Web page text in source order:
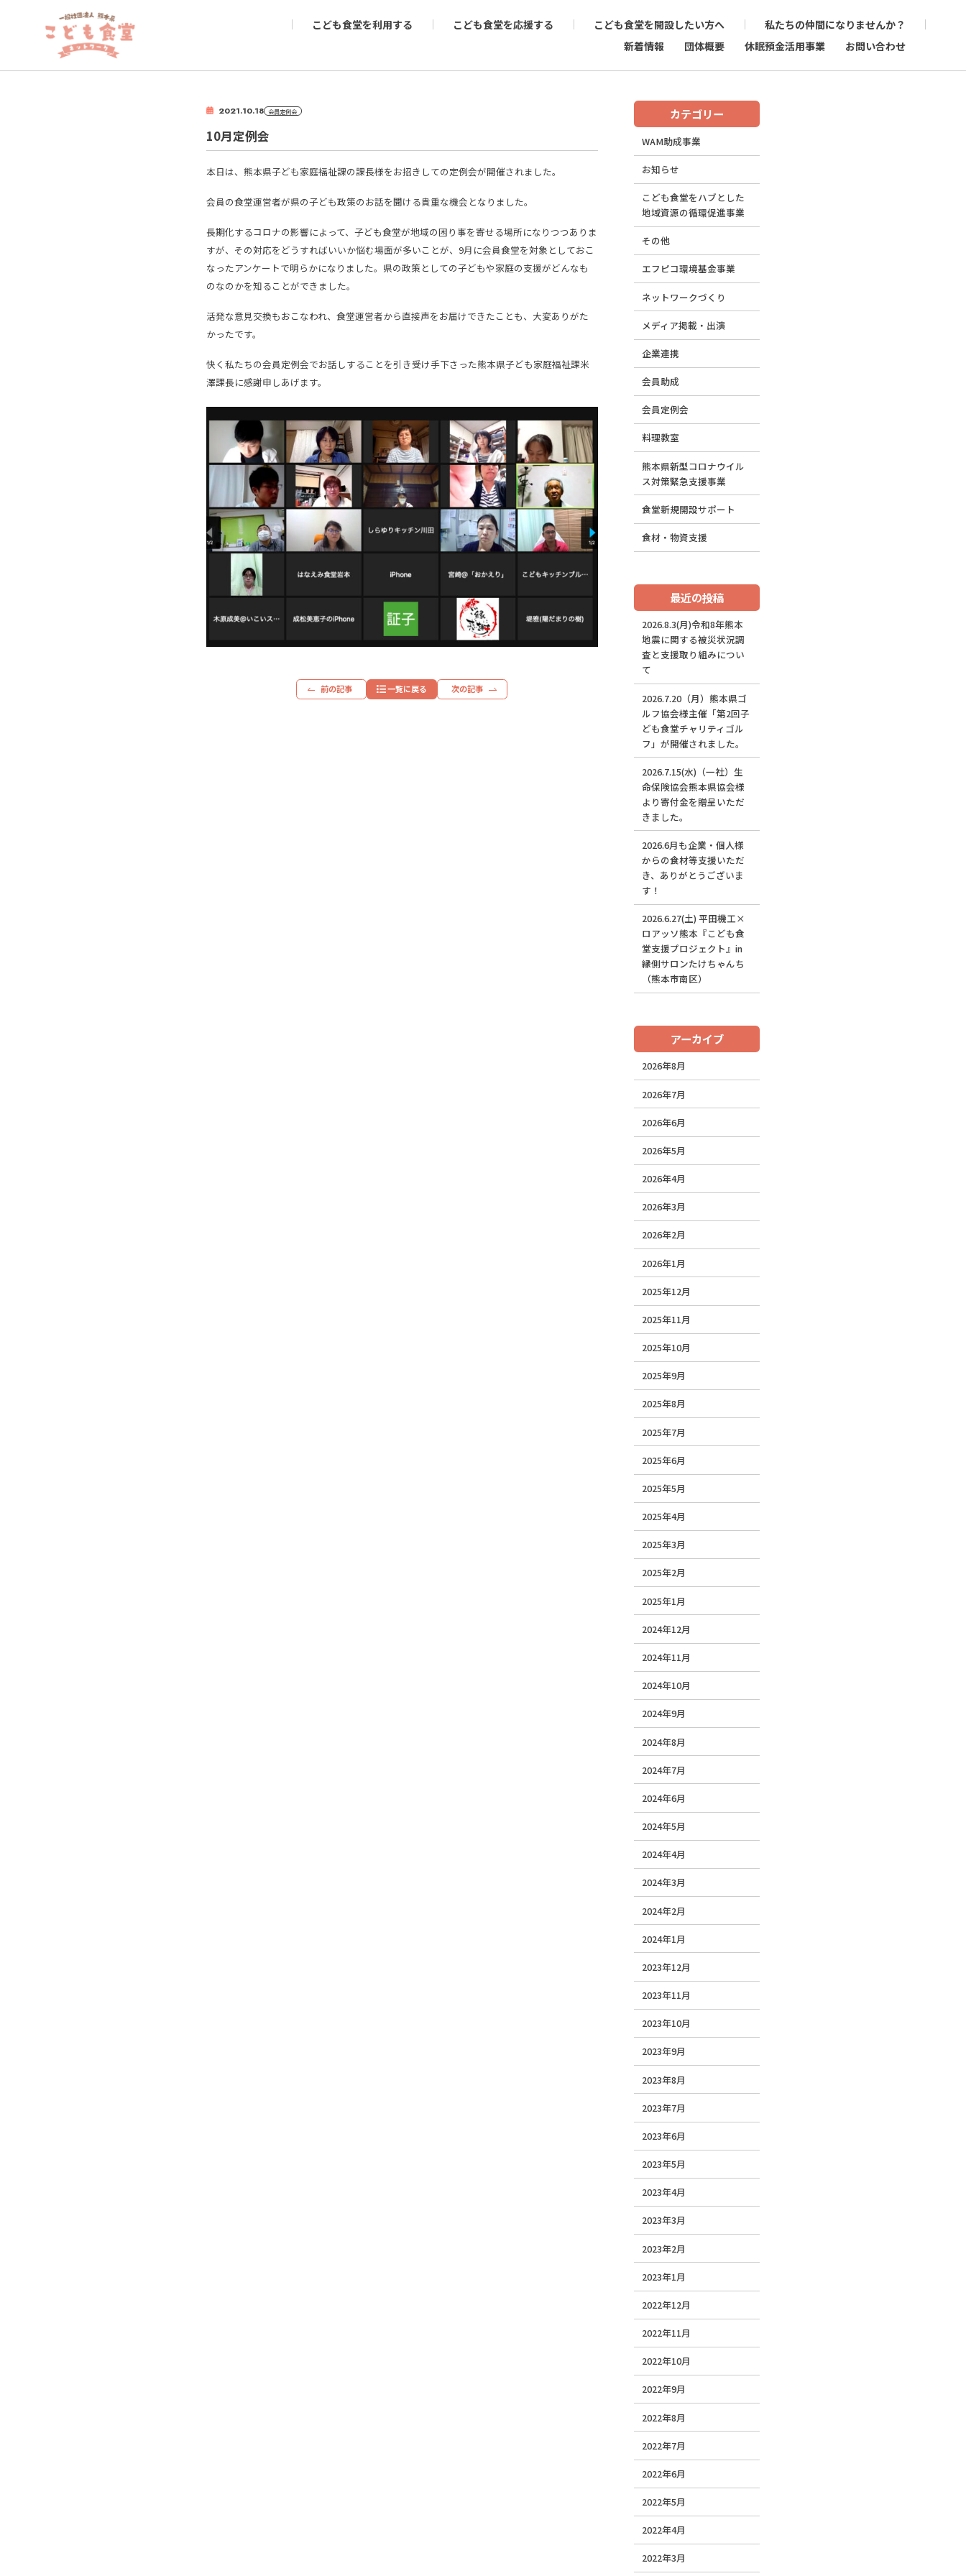
こども食堂を利用する こども食堂を応援する こども食堂を開設したい方へ
私たちの仲間になりませんか？
新着情報
団体概要 休眠預金活用事業 お問い合わせ
2021.10.18 会員定例会
10月定例会
本日は、熊本県子ども家庭福祉課の課長様をお招きしての定例会が開催されました。
会員の食堂運営者が県の子ども政策のお話を聞ける貴重な機会となりました。
長期化するコロナの影響によって、子ども食堂が地域の困り事を寄せる場所になりつつありま
すが、その対応をどうすればいいか悩む場面が多いことが、9月に会員食堂を対象としておこ
なったアンケートで明らかになりました。県の政策としての子どもや家庭の支援がどんなも
のなのかを知ることができました。
活発な意見交換もおこなわれ、食堂運営者から直接声をお届けできたことも、大変ありがた
かったです。
快く私たちの会員定例会でお話しすることを引き受け手下さった熊本県子ども家庭福祉課米
澤課長に感謝申しあげます。
前の記事 一覧に戻る 次の記事
カテゴリー
WAM助成事業
お知らせ
こども食堂をハブとした
地域資源の循環促進事業
その他
エフピコ環境基金事業
ネットワークづくり
メディア掲載・出演
企業連携
会員助成
会員定例会
料理教室
熊本県新型コロナウイル
ス対策緊急支援事業
食堂新規開設サポート
食材・物資支援
最近の投稿
2026.8.3(月)令和8年熊本
地震に関する被災状況調
査と支援取り組みについ
て
2026.7.20（月）熊本県ゴ
ルフ協会様主催「第2回子
ども食堂チャリティゴル
フ」が開催されました。
2026.7.15(水)（一社）生
命保険協会熊本県協会様
より寄付金を贈呈いただ
きました。
2026.6月も企業・個人様
からの食材等支援いただ
き、ありがとうございま
す！
2026.6.27(土) 平田機工×
ロアッソ熊本『こども食
堂支援プロジェクト』in
縁側サロンたけちゃんち
（熊本市南区）
アーカイブ
2026年8月
2026年7月
2026年6月
2026年5月
2026年4月
2026年3月
2026年2月
2026年1月
2025年12月
2025年11月
2025年10月
2025年9月
2025年8月
2025年7月
2025年6月
2025年5月
2025年4月
2025年3月
2025年2月
2025年1月
2024年12月
2024年11月
2024年10月
2024年9月
2024年8月
2024年7月
2024年6月
2024年5月
2024年4月
2024年3月
2024年2月
2024年1月
2023年12月
2023年11月
2023年10月
2023年9月
2023年8月
2023年7月
2023年6月
2023年5月
2023年4月
2023年3月
2023年2月
2023年1月
2022年12月
2022年11月
2022年10月
2022年9月
2022年8月
2022年7月
2022年6月
2022年5月
2022年4月
2022年3月